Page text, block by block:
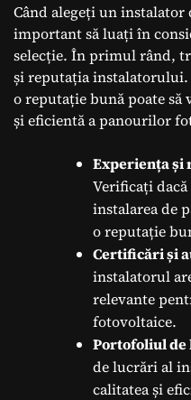
Când alegeți un
important să luați în
selecție. În primul rând,
și reputația
o reputație bună poate să
și eficientă a panourilor
Experiența
Verificați
instalarea de
o reputație
Certificări și
instalatorul
relevante
fotovoltaice.
Portofoliul
de lucrări al
calitatea și